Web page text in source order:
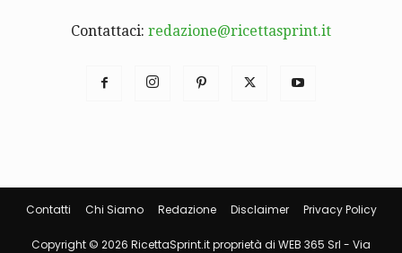
Contattaci: redazione@ricettasprint.it
Contatti Chi Siamo Redazione Disclaimer Privacy Policy
Copyright © 2026 RicettaSprint.it proprietà di WEB 365 Srl - Via